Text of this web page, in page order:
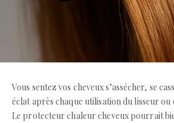
Vous sentez vos cheveux s’assécher, se
éclat après chaque utilisation du lisseur ou
Le protecteur chaleur cheveux pourrait